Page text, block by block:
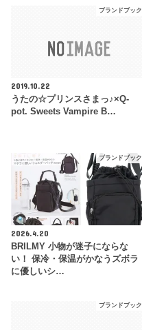
ブランドブック
2019.10.22
うたの☆プリンスさまっ♪×Q-
pot. Sweets Vampire B…
ブランドブック
2026.4.20
BRILMY 小物が迷子にならな
い！ 保冷・保温がかなうズボラ
に優しいシ…
ブランドブック